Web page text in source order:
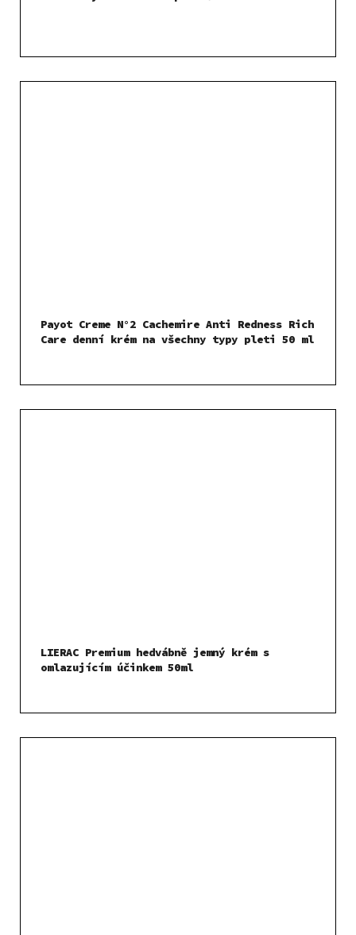
Payot Creme N°2 Cachemire Anti Redness Rich
Care denní krém na všechny typy pleti 50 ml
LIERAC Premium hedvábně jemný krém s
omlazujícím účinkem 50ml